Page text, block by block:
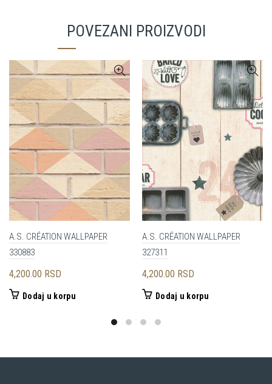
POVEZANI PROIZVODI
A.S. CRÉATION WALLPAPER
330883
4,200.00 RSD
Dodaj u korpu
A.S. CRÉATION WALLPAPER
327311
4,200.00 RSD
Dodaj u korpu